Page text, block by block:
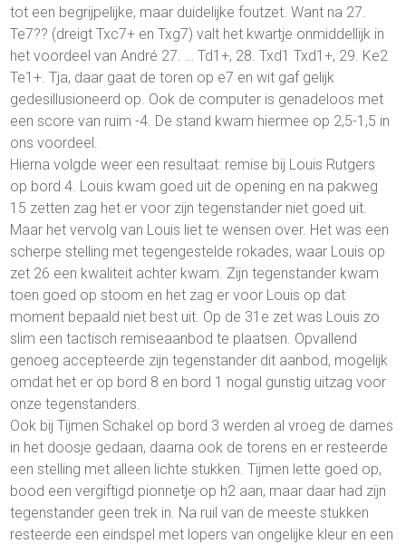
tot een begrijpelijke, maar duidelijke foutzet. Want na 27.
Te7?? (dreigt Txc7+ en Txg7) valt het kwartje onmiddellijk in
het voordeel van André 27. … Td1+, 28. Txd1 Txd1+, 29. Ke2
Te1+. Tja, daar gaat de toren op e7 en wit gaf gelijk
gedesillusioneerd op. Ook de computer is genadeloos met
een score van ruim -4. De stand kwam hiermee op 2,5-1,5 in
ons voordeel.
Hierna volgde weer een resultaat: remise bij Louis Rutgers
op bord 4. Louis kwam goed uit de opening en na pakweg
15 zetten zag het er voor zijn tegenstander niet goed uit.
Maar het vervolg van Louis liet te wensen over. Het was een
scherpe stelling met tegengestelde rokades, waar Louis op
zet 26 een kwaliteit achter kwam. Zijn tegenstander kwam
toen goed op stoom en het zag er voor Louis op dat
moment bepaald niet best uit. Op de 31e zet was Louis zo
slim een tactisch remiseaanbod te plaatsen. Opvallend
genoeg accepteerde zijn tegenstander dit aanbod, mogelijk
omdat het er op bord 8 en bord 1 nogal gunstig uitzag voor
onze tegenstanders.
Ook bij Tijmen Schakel op bord 3 werden al vroeg de dames
in het doosje gedaan, daarna ook de torens en er resteerde
een stelling met alleen lichte stukken. Tijmen lette goed op,
bood een vergiftigd pionnetje op h2 aan, maar daar had zijn
tegenstander geen trek in. Na ruil van de meeste stukken
resteerde een eindspel met lopers van ongelijke kleur en een